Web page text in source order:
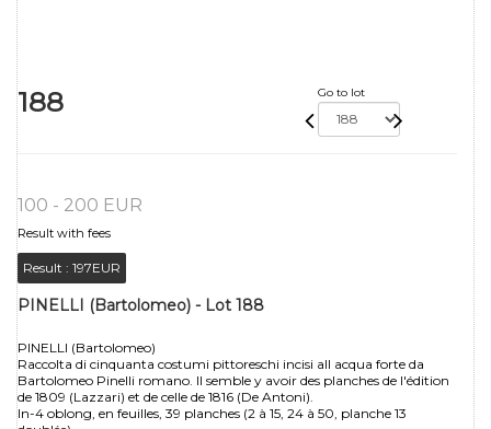
188 Go to lot
100 - 200 EUR
Result with fees
Result : 197EUR
PINELLI (Bartolomeo) - Lot 188
PINELLI (Bartolomeo)
Raccolta di cinquanta costumi pittoreschi incisi all acqua forte da
Bartolomeo Pinelli romano. Il semble y avoir des planches de l'édition
de 1809 (Lazzari) et de celle de 1816 (De Antoni).
In-4 oblong, en feuilles, 39 planches (2 à 15, 24 à 50, planche 13